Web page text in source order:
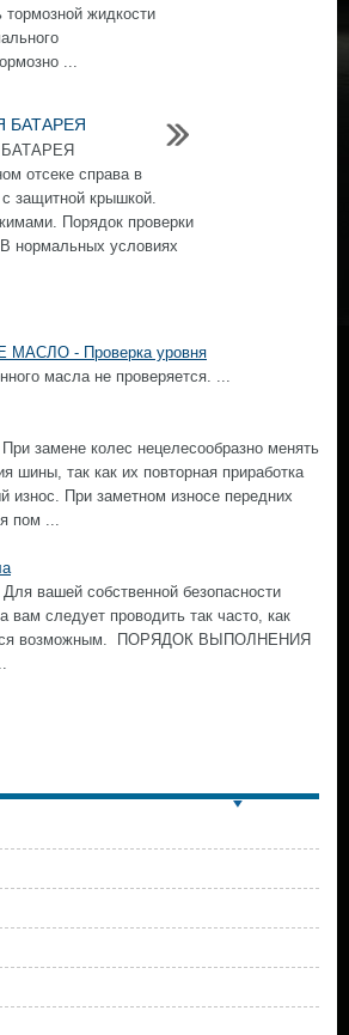
жидкости
...
БАТАРЕЯ
отсеке справа в
защитной крышкой.
Порядок проверки
нормальных условиях
- Проверка уровня
масла не проверяется. ...
замене колес нецелесообразно менять
шины, так как их повторная приработка
износ. При заметном износе передних
пом ...
вашей собственной безопасности
вам следует проводить так часто, как
возможным. ПОРЯДОК ВЫПОЛНЕНИЯ